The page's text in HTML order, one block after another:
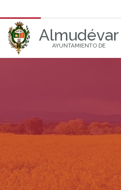
Almudévar
AYUNTAMIENTO DE